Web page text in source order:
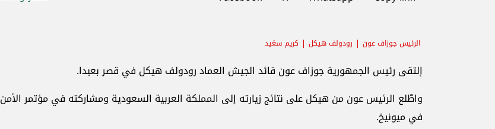
الرئيس جوزاف عون رودولف هيكل كريم سعَيد
إلتقى رئيس الجمهورية جوزاف عون قائد الجيش العماد رودولف هيكل في قصر بعبدا.
واطّلع الرئيس عون من هيكل على نتائج زيارته إلى المملكة العربية السعودية ومشاركته في مؤتمر الأمن
في ميونيخ.